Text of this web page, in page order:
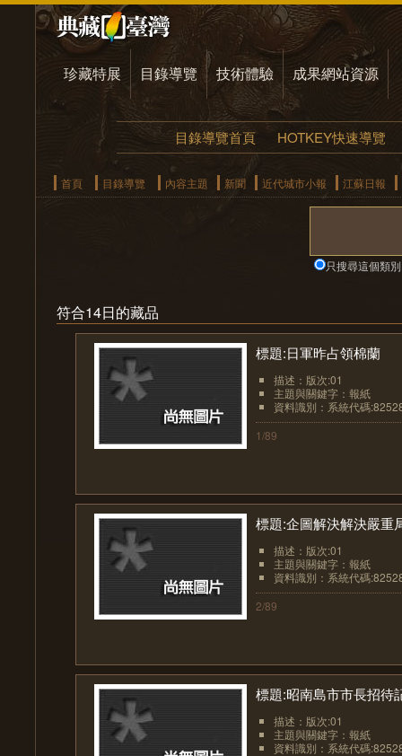
珍藏特展 目錄導覽 技術體驗 成果網站資源
目錄導覽首頁 HOTKEY快速導覽
首頁 目錄導覽 內容主題 新聞 近代城市小報 江蘇日報
只搜尋這個類別
符合14日的藏品
標題:日軍昨占領棉蘭
描述：版次:01
主題與關鍵字：報紙
資料識別：系統代碼
1/89
標題:企圖解決解決嚴重
描述：版次:01
主題與關鍵字：報紙
資料識別：系統代碼
2/89
標題:昭南島市市長招待
描述：版次:01
主題與關鍵字：報紙
資料識別：系統代碼